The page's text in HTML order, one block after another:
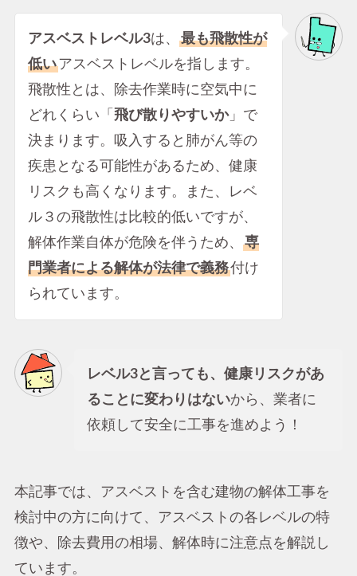
アスベストレベル3は、最も飛散性が
低いアスベストレベルを指します。
飛散性とは、除去作業時に空気中に
どれくらい「飛び散りやすいか」で
決まります。吸入すると肺がん等の
疾患となる可能性があるため、健康
リスクも高くなります。また、レベ
ル３の飛散性は比較的低いですが、
解体作業自体が危険を伴うため、専
門業者による解体が法律で義務付け
られています。
レベル3と言っても、健康リスクがあ
ることに変わりはないから、業者に
依頼して安全に工事を進めよう！
本記事では、アスベストを含む建物の解体工事を
検討中の方に向けて、アスベストの各レベルの特
徴や、除去費用の相場、解体時に注意点を解説し
ています。